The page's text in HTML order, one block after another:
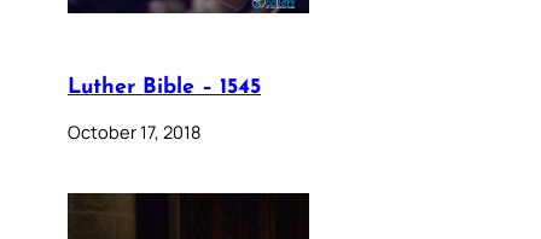
Luther Bible – 1545
October 17, 2018